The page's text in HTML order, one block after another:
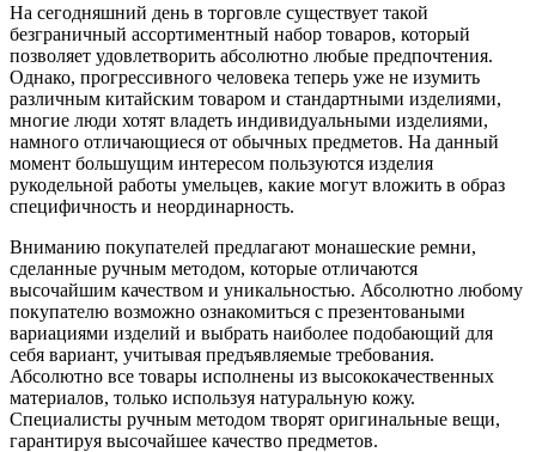
На сегодняшний день в торговле существует такой
безграничный ассортиментный набор товаров, который
позволяет удовлетворить абсолютно любые предпочтения.
Однако, прогрессивного человека теперь уже не изумить
различным китайским товаром и стандартными изделиями,
многие люди хотят владеть индивидуальными изделиями,
намного отличающиеся от обычных предметов. На данный
момент большущим интересом пользуются изделия
рукодельной работы умельцев, какие могут вложить в образ
специфичность и неординарность.
Вниманию покупателей предлагают монашеские ремни,
сделанные ручным методом, которые отличаются
высочайшим качеством и уникальностью. Абсолютно любому
покупателю возможно ознакомиться с презентоваными
вариациями изделий и выбрать наиболее подобающий для
себя вариант, учитывая предъявляемые требования.
Абсолютно все товары исполнены из высококачественных
материалов, только используя натуральную кожу.
Специалисты ручным методом творят оригинальные вещи,
гарантируя высочайшее качество предметов.